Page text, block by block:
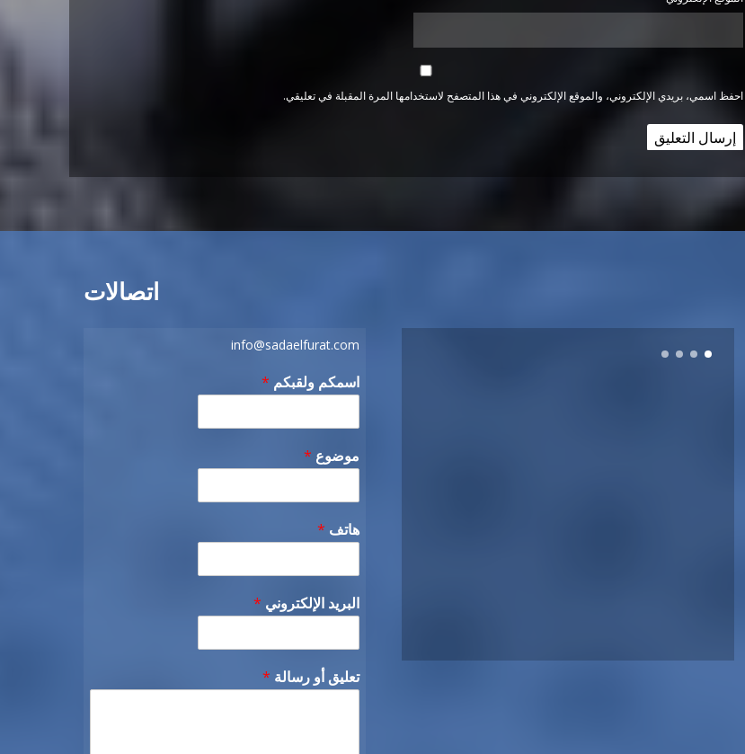
احفظ اسمي، بريدي الإلكتروني، والموقع الإلكتروني في هذا المتصفح لاستخدامها المرة المقبلة في تعليقي.
اتصالات
info@sadaelfurat.com
اسمكم ولقبكم *
موضوع *
هاتف *
البريد الإلكتروني *
تعليق أو رسالة *